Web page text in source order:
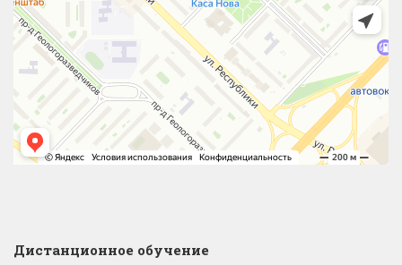
Дистанционное обучение